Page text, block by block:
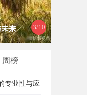
3/10
未来
周榜
专业性与应